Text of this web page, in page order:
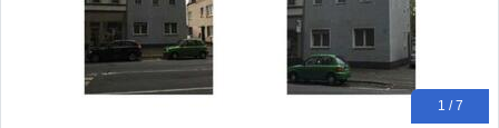
1 / 7